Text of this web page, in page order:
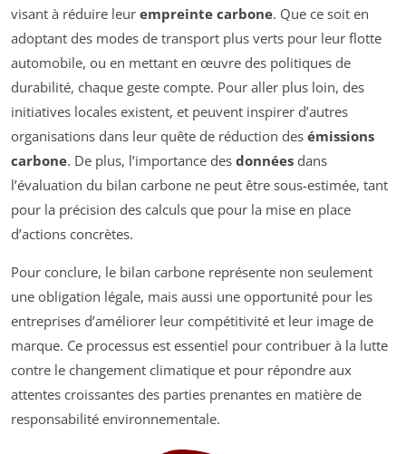
visant à réduire leur empreinte carbone. Que ce soit en
adoptant des modes de transport plus verts pour leur flotte
automobile, ou en mettant en œuvre des politiques de
durabilité, chaque geste compte. Pour aller plus loin, des
initiatives locales existent, et peuvent inspirer d’autres
organisations dans leur quête de réduction des émissions
carbone. De plus, l’importance des données dans
l’évaluation du bilan carbone ne peut être sous-estimée, tant
pour la précision des calculs que pour la mise en place
d’actions concrètes.
Pour conclure, le bilan carbone représente non seulement
une obligation légale, mais aussi une opportunité pour les
entreprises d’améliorer leur compétitivité et leur image de
marque. Ce processus est essentiel pour contribuer à la lutte
contre le changement climatique et pour répondre aux
attentes croissantes des parties prenantes en matière de
responsabilité environnementale.